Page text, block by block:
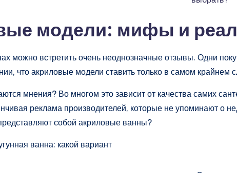
модели: мифы и
можно встретить очень неоднозначные отзывы. Одни
что акриловые модели ставить только в самом крайнем
мнения? Во многом это зависит от качества самих
реклама производителей, которые не упоминают о
собой акриловые ванны?